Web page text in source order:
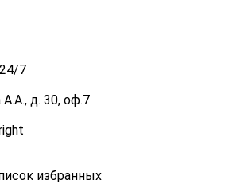
7
д. 30, оф.7
избранных